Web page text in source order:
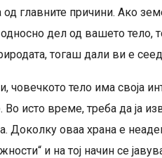
од главните причини. Ако
дел од вашето тело,
тогаш дали ви е
човечкото тело има своја
Во исто време, треба да ја
Доколку оваа храна е
и на тој начин се